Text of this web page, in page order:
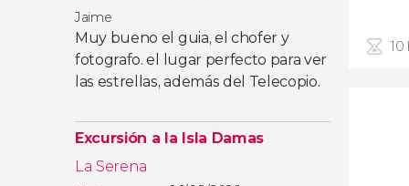
Jaime
Muy bueno el guia, el chofer y
fotografo. el lugar perfecto para ver
las estrellas, además del Telecopio.
Excursión a la Isla Damas
La Serena
10